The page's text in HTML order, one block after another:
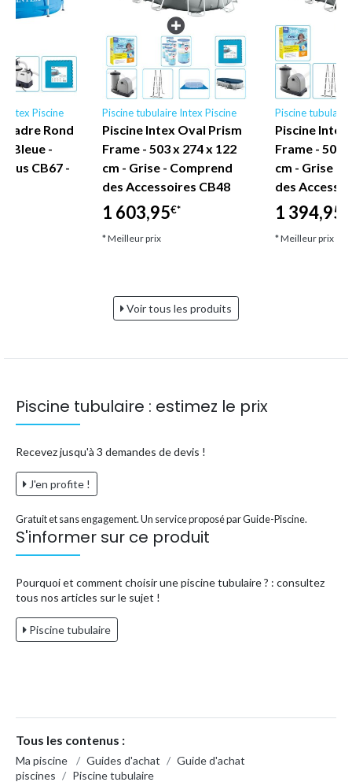
Intex Piscine
Cadre Rond
- Bleue -
CB67 -
Piscine tubulaire Intex Piscine
Piscine Intex Oval Prism
Frame - 503 x 274 x 122
cm - Grise - Comprend
des Accessoires CB48
1 603,95€*
* Meilleur prix
Piscine
Piscine
Frame - 503
cm - Grise -
des
1 394,95
* Meilleur prix
Voir tous les produits
Piscine tubulaire : estimez le prix
Recevez jusqu'à 3 demandes de devis !
J'en profite !
Gratuit et sans engagement. Un service proposé par Guide-Piscine.
S'informer sur ce produit
Pourquoi et comment choisir une piscine tubulaire ? : consultez
tous nos articles sur le sujet !
Piscine tubulaire
Tous les contenus :
Ma piscine / Guides d'achat / Guide d'achat
piscines / Piscine tubulaire